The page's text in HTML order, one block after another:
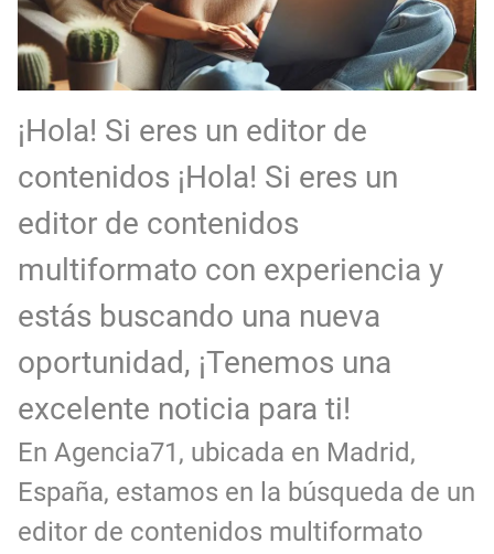
¡Hola! Si eres un editor de
contenidos ¡Hola! Si eres un
editor de contenidos
multiformato con experiencia y
estás buscando una nueva
oportunidad, ¡Tenemos una
excelente noticia para ti!
En Agencia71, ubicada en Madrid,
España, estamos en la búsqueda de un
editor de contenidos multiformato